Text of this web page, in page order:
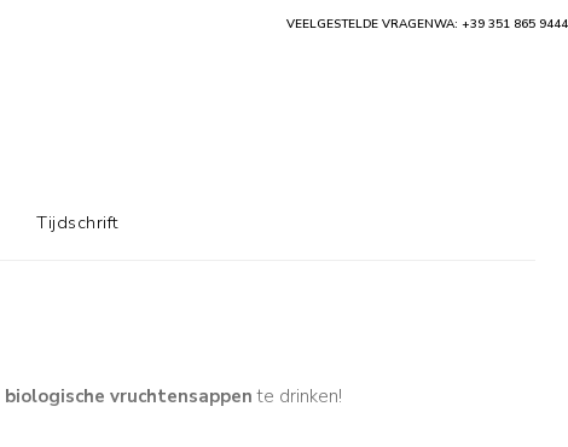
biologische vruchtensappen te drinken!
VEELGESTELDE VRAGENWA: +39 351 865 9444
Tijdschrift